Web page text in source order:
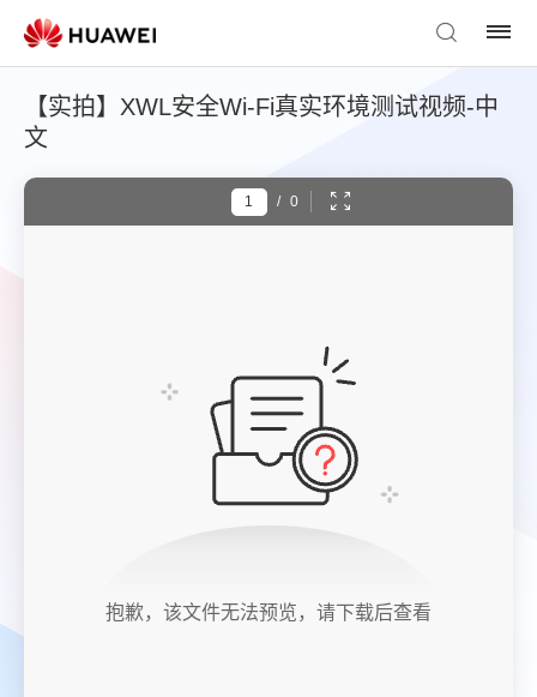
【实拍】XWL安全Wi-Fi真实环境测试视频-中
文
/ 0
抱歉，该文件无法预览，请下载后查看